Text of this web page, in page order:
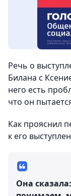
Речь о
Билана с
него есть
что он
Как прояснил
к его
Она